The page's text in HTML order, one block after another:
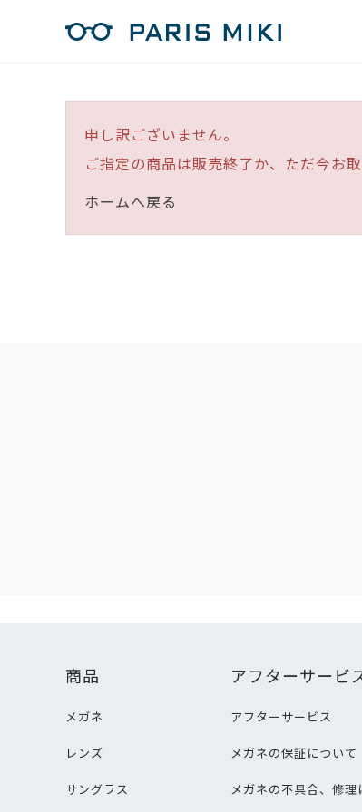
申し訳ございません。
ご指定の商品は販売終了か、ただ今お
ホームへ戻る
商品
メガネ
レンズ
サングラス
アフターサービ
アフターサービス
メガネの保証について
メガネの不具合、修理